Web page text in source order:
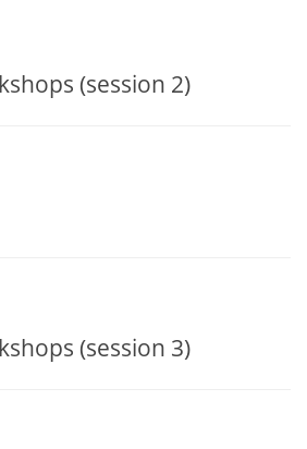
(session 2)​
(session 3)​